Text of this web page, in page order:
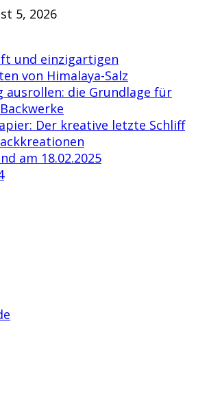
5, 2026
und einzigartigen
von Himalaya-Salz
ausrollen: die Grundlage für
Der kreative letzte Schliff
am 18.02.2025